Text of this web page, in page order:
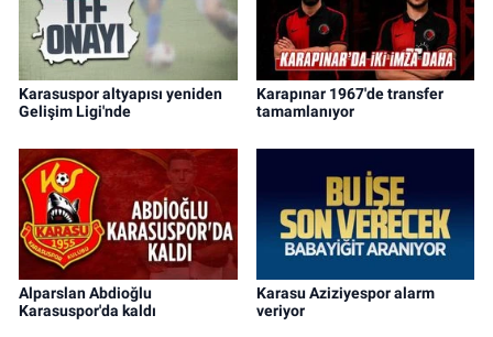
Karasuspor altyapısı yeniden
Gelişim Ligi'nde
Karapınar 1967'de transfer
tamamlanıyor
Alparslan Abdioğlu
Karasuspor'da kaldı
Karasu Aziziyespor alarm
veriyor